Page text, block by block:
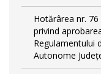
Hotărârea nr.
privind
Regulamentului
Autonome